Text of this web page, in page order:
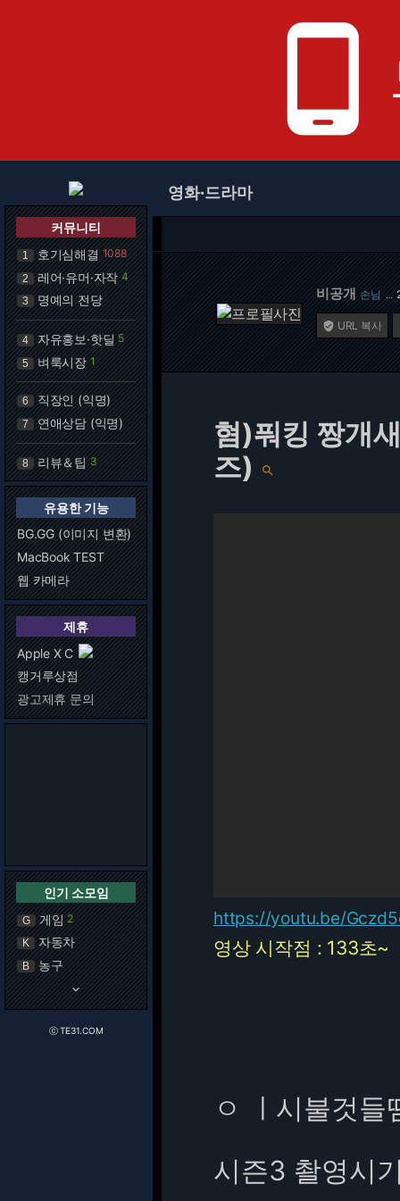
phone_android
커뮤니티
1 호기심해결 1088
2 레어·유머·자작 4
3 명예의 전당
4 자유홍보·핫딜 5
5 벼룩시장 1
6 직장인 (익명)
7 연애상담 (익명)
8 리뷰＆팁 3
유용한 기능
BG.GG (이미지 변환)
MacBook TEST
웹 카메라
제휴
Apple X C
캥거루상점
광고제휴 문의
인기 소모임
G 게임 2
K 자동차
B 농구
keyboard_arrow_down
ⓒ TE31.COM
영화·드라마
비공개 손님 …
 URL 복사
혐)풔킹 짱개
즈)

https://youtu.be/
영상 시작점 : 133초~
ㅇ ㅣ시불것들
시즌3 촬영시